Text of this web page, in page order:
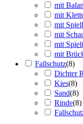
mit
mit
mit
mit
mit
mit
Fallschutz(8)
Dichter
Kies(8)
Sand(8)
Rinde(8)